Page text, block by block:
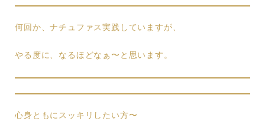
何回か、ナチュファス実践していますが、
やる度に、なるほどなぁ〜と思います。
心身ともにスッキリしたい方〜